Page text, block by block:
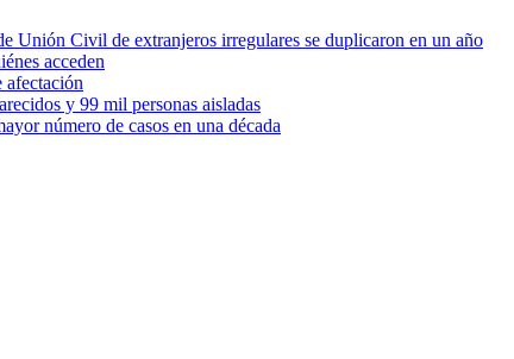
Unión Civil de extranjeros irregulares se duplicaron en un año
acceden
afectación
y 99 mil personas aisladas
número de casos en una década